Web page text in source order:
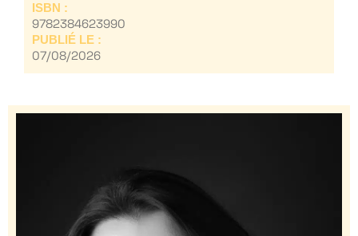
ISBN :
9782384623990
PUBLIÉ LE :
07/08/2026